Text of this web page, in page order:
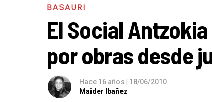
BASAURI
El Social
por obras desde
Hace 16 años | 18/06/2010
Maider Ibañez